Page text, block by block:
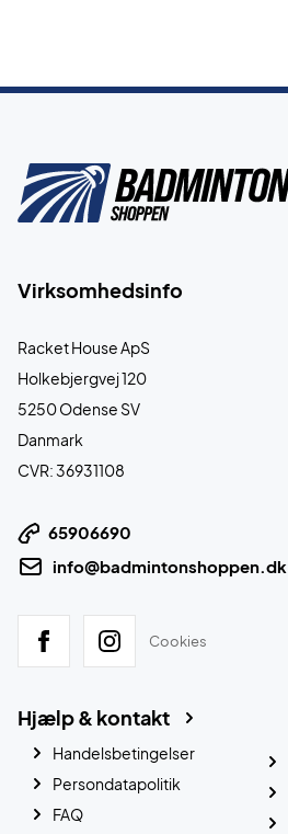
Virksomhedsinfo
Racket House ApS
Holkebjergvej 120
5250 Odense SV
Danmark
CVR: 36931108
65906690
info@badmintonshoppen.dk
Cookies
Hjælp & kontakt
Handelsbetingelser
Persondatapolitik
FAQ